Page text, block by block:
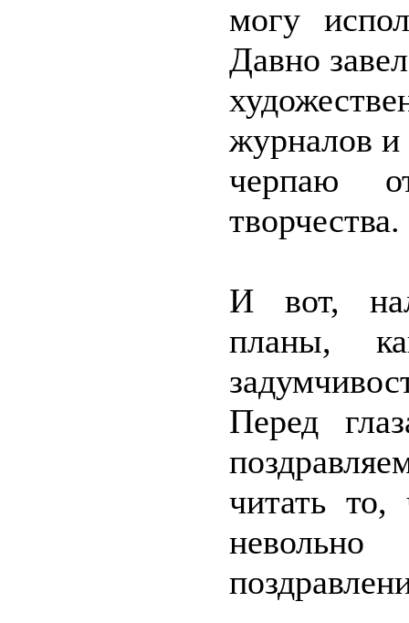
могу
Давно
журналов и
черпаю
творчества.
И вот,
планы,
Перед
читать то,